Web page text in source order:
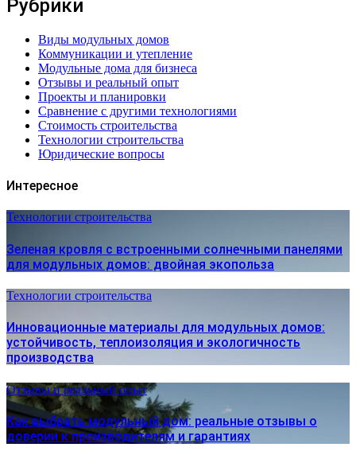
Рубрики
Виды модульных домов
Коммуникации и утепление
Модульные дома для бизнеса
Отзывы и реальный опыт
Проекты и планировки
Сравнение с другими технологиями
Стоимость строительства
Технологии строительства
Юридические вопросы
Интересное
Технологии строительства
Зеленая кровля с встроенными солнечными панелями
для модульных домов: двойная экопольза
Технологии строительства
Инновационные материалы для модульных домов:
устойчивость, теплоизоляция и экологичность
производства
Отзывы и реальный опыт
Как выбрать модульный дом: реальные отзывы о
доверии к производителям и гарантиях